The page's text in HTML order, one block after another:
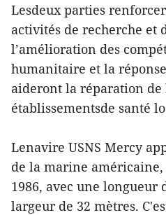
Lesdeux parties
activités de recherche et
l’amélioration des
humanitaire et la
aideront la réparation
établissementsde santé
Lenavire USNS Mercy
de la marine
1986, avec une longueur
largeur de 32 mètres.